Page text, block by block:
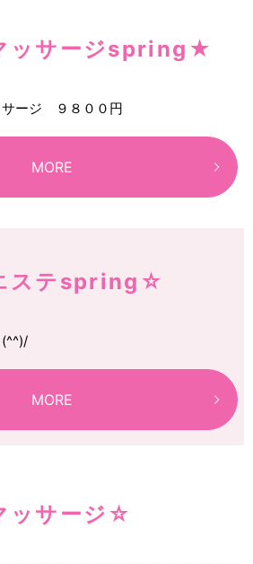
ッサージspring★
サージ ９８００円
MORE
ステspring☆
MORE
ッサージ☆